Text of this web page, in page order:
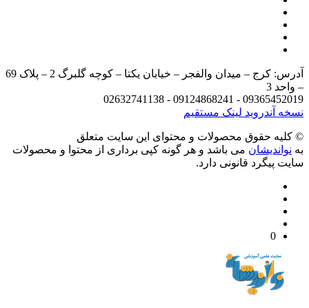
آدرس: کرج – میدان والفجر – خیابان یکتا – کوچه گلبرگ 2 – پلاک 69
3
09365452019 - 09124868241 -
آندرویدلینک مستقیم
حقوق محصولات و محتوای اين سایت متعلق
می باشد و هر گونه کپی برداری از محتوا و محصولات
پیگرد قانونی دارد.